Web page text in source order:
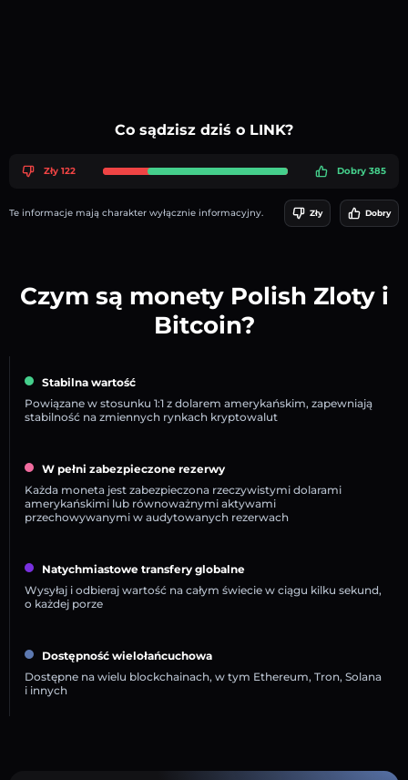
Co sądzisz dziś o LINK?
Zły 122 Dobry 385
Te informacje mają charakter wyłącznie informacyjny. Zły Dobry
Czym są monety Polish Zloty i
Bitcoin?
Stabilna wartość
Powiązane w stosunku 1:1 z dolarem amerykańskim, zapewniają
stabilność na zmiennych rynkach kryptowalut
W pełni zabezpieczone rezerwy
Każda moneta jest zabezpieczona rzeczywistymi dolarami
amerykańskimi lub równoważnymi aktywami
przechowywanymi w audytowanych rezerwach
Natychmiastowe transfery globalne
Wysyłaj i odbieraj wartość na całym świecie w ciągu kilku sekund,
o każdej porze
Dostępność wielołańcuchowa
Dostępne na wielu blockchainach, w tym Ethereum, Tron, Solana
i innych